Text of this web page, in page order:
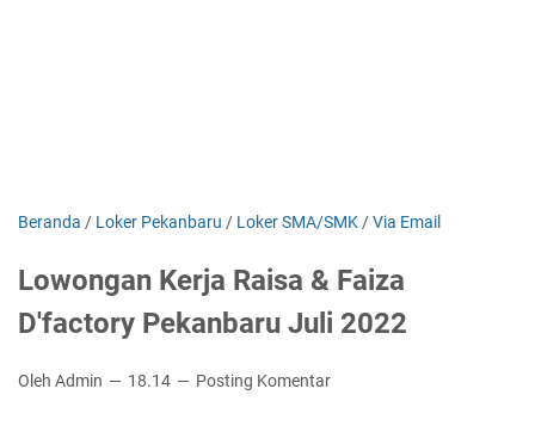
Beranda / Loker Pekanbaru / Loker SMA/SMK /Via Email
Lowongan Kerja Raisa & Faiza
D'factory Pekanbaru Juli 2022
Oleh Admin 18.14 Posting Komentar